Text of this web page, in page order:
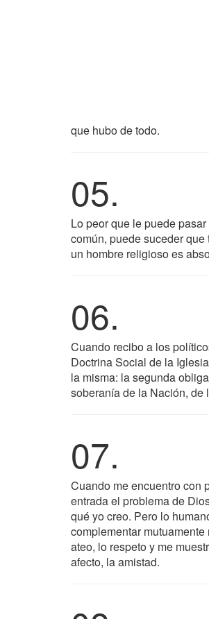
que hubo de todo.
05.
Lo peor que le puede
común, puede suceder
un hombre religioso es
06.
Cuando recibo a los
Doctrina Social de la
la misma: la segunda
soberanía de la Nación, de
07.
Cuando me encuentro con
entrada el problema de
qué yo creo. Pero lo
complementar
ateo, lo respeto y me
afecto, la amistad.